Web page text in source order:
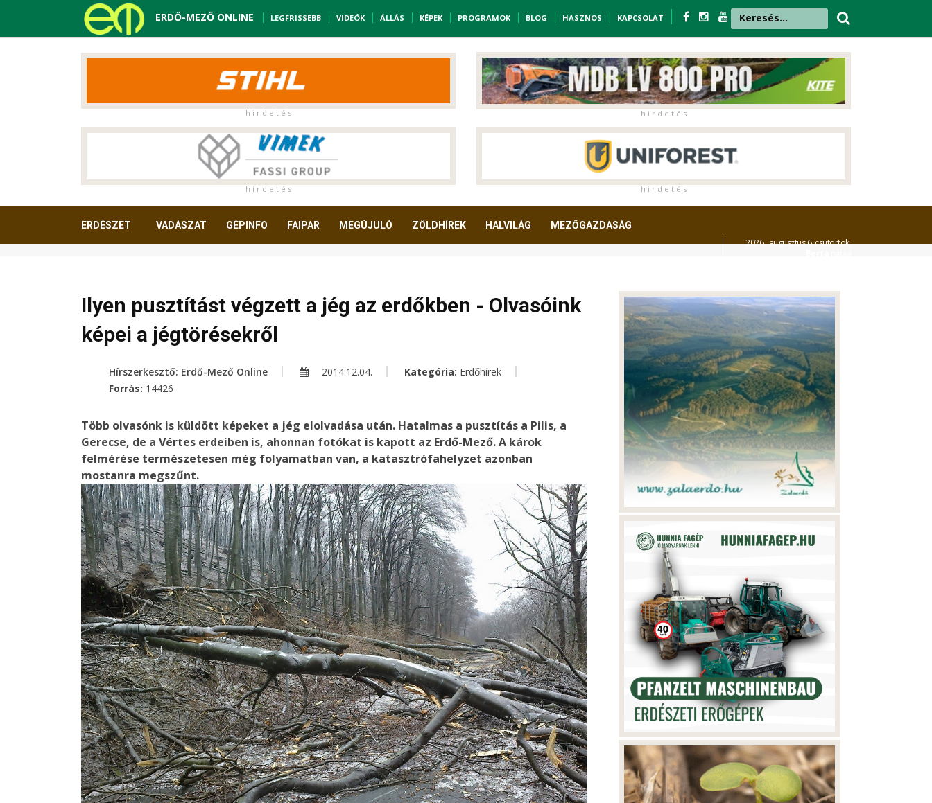
ERDŐ-MEZŐ ONLINE LEGFRISSEBB VIDEÓK ÁLLÁS KÉPEK PROGRAMOK BLOG HASZNOS KAPCSOLAT
h i r d e t é s h i r d e t é s
h i r d e t é s h i r d e t é s
ERDÉSZET VADÁSZAT GÉPINFO FAIPAR MEGÚJULÓ ZÖLDHÍREK HALVILÁG MEZŐGAZDASÁG
2026. augusztus 6. csütörtök,
Ilyen pusztítást végzett a jég az erdőkben - Olvasóink
képei a jégtörésekről
Hírszerkesztő: Erdő-Mező Online 2014.12.04. Kategória: Erdőhírek
Forrás: 14426
Több olvasónk is küldött képeket a jég elolvadása után. Hatalmas a pusztítás a Pilis, a
Gerecse, de a Vértes erdeiben is, ahonnan fotókat is kapott az Erdő-Mező. A károk
felmérése természetesen még folyamatban van, a katasztrófahelyzet azonban
mostanra megszűnt.